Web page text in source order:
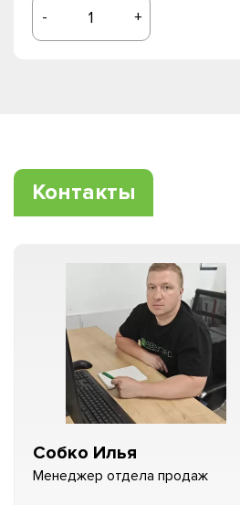
- +
Контакты
Собко Илья
Менеджер отдела продаж